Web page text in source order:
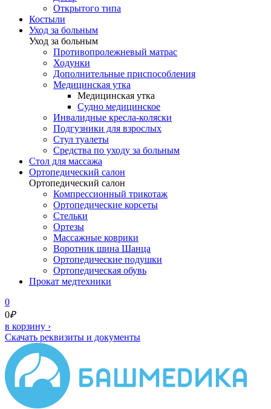
Открытого типа
Костыли
Уход за больным
Уход за больным
Противопролежневый матрас
Ходунки
Дополнительные приспособления
Медицинская утка
Медицинская утка
Судно медицинское
Инвалидные кресла-коляски
Подгузники для взрослых
Стул туалеты
Средства по уходу за больным
Cтол для массажа
Ортопедический салон
Ортопедический салон
Компрессионный трикотаж
Ортопедические корсеты
Стельки
Ортезы
Массажные коврики
Воротник шина Шанца
Ортопедические подушки
Ортопедическая обувь
Прокат медтехники
0
0₽
в корзину ›
Скачать реквизиты и документы